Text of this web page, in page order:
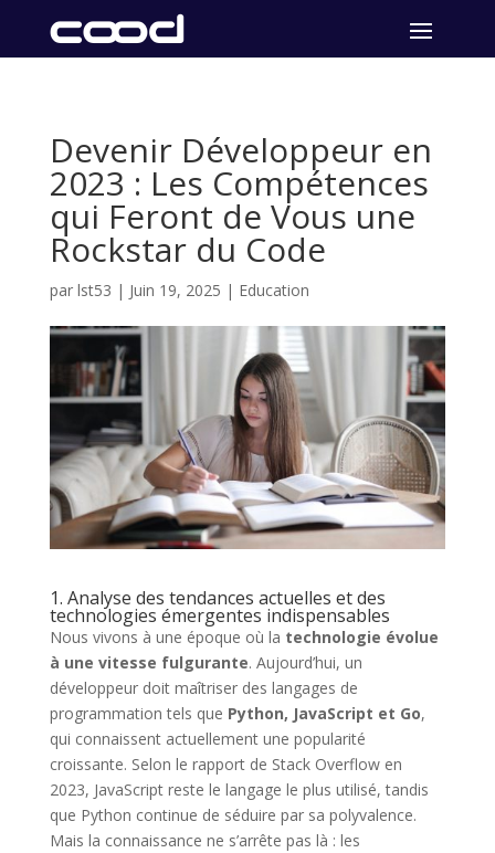
Devenir Développeur en
2023 : Les Compétences
qui Feront de Vous une
Rockstar du Code
par lst53 | Juin 19, 2025 | Education
1. Analyse des tendances actuelles et des
technologies émergentes indispensables
Nous vivons à une époque où la technologie évolue
à une vitesse fulgurante. Aujourd’hui, un
développeur doit maîtriser des langages de
programmation tels que Python, JavaScript et Go,
qui connaissent actuellement une popularité
croissante. Selon le rapport de Stack Overflow en
2023, JavaScript reste le langage le plus utilisé, tandis
que Python continue de séduire par sa polyvalence.
Mais la connaissance ne s’arrête pas là : les